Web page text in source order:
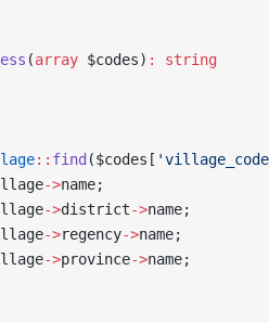
(array $codes) :
string
:: find ($codes[
->name;
->district->name;
->regency->name;
->province->name;